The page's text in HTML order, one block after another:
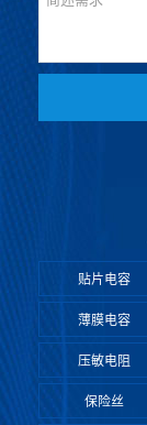
贴片电容
薄膜电容
压敏电阻
保险丝